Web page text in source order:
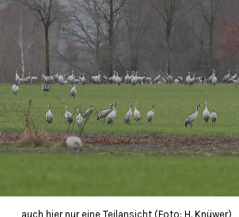
auch hier nur eine Teilansicht (Foto: H. Knüwer)